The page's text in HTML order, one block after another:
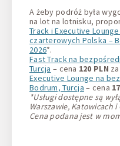
A żeby podróż była
na lot na lotnisku,
Track i Executive
czarterowych Polska –
2026*.
Fast Track na
Turcja – cena 120 PLN
Executive Lounge na
Bodrum, Turcja – cena
*Usługi dostępne są
Warszawie, Katowicach i
Cena podana jest w